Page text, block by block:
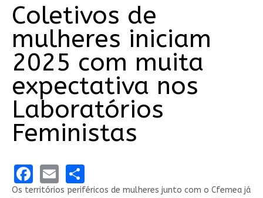
Coletivos de
mulheres iniciam
2025 com muita
expectativa nos
Laboratórios
Feministas
Facebook
EmailShare
Os territórios periféricos de mulheres junto com o Cfemea já